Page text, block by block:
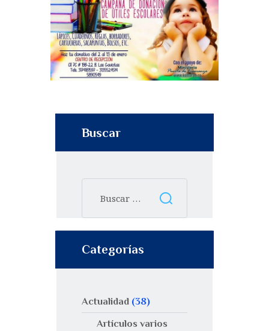
Buscar
Categorías
Actualidad (38)
Artículos varios